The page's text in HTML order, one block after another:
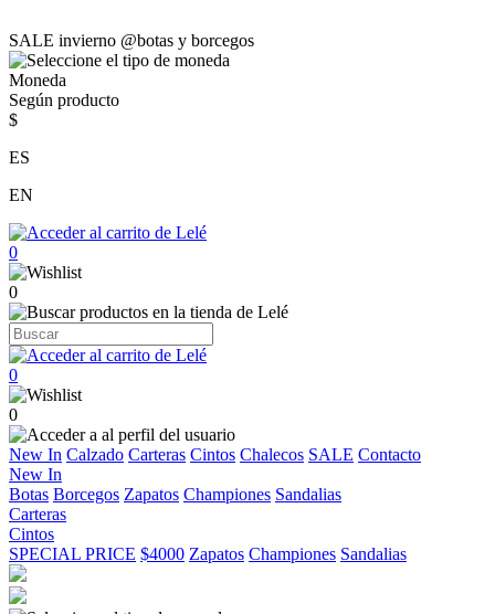
SALE invierno @botas y borcegos
Moneda
Según producto
$
ES
EN
0
0
0
0
New In Calzado Carteras Cintos Chalecos SALE Contacto
New In
Botas Borcegos Zapatos Championes Sandalias
Carteras
Cintos
SPECIAL PRICE $4000 Zapatos Championes Sandalias